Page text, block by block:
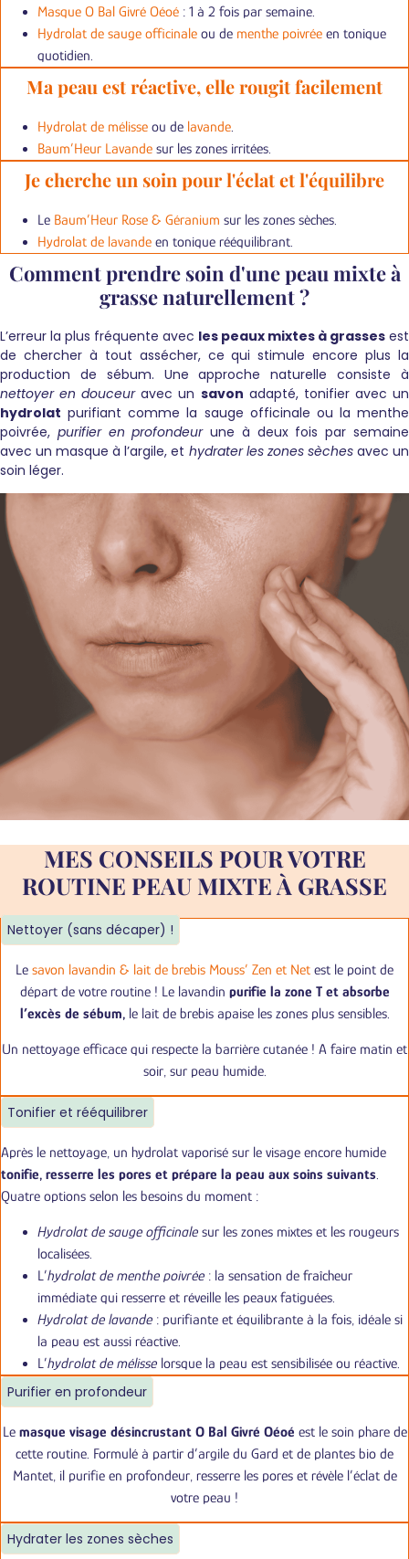
Masque O Bal Givré Oéoé : 1 à 2 fois par semaine.
Hydrolat de sauge officinale ou de menthe poivrée en tonique
quotidien.
Ma peau est réactive, elle rougit facilement
Hydrolat de mélisse ou de lavande.
Baum’Heur Lavande sur les zones irritées.
Je cherche un soin pour l'éclat et l'équilibre
Le Baum’Heur Rose & Géranium sur les zones sèches.
Hydrolat de lavande en tonique rééquilibrant.
Comment prendre soin d'une peau mixte à
grasse naturellement ?
L’erreur la plus fréquente avec les peaux mixtes à grasses est
de chercher à tout assécher, ce qui stimule encore plus la
production de sébum. Une approche naturelle consiste à
nettoyer en douceuravec un savon adapté, tonifier avec un
hydrolat purifiant comme la sauge officinale ou la menthe
poivrée, purifier en profondeurune à deux fois par semaine
avec un masque à l’argile, et hydrater les zones sèchesavec un
soin léger.
MES CONSEILS POUR VOTRE
ROUTINE PEAU MIXTE À GRASSE
Nettoyer (sans décaper) !
Le savon lavandin & lait de brebis Mouss’ Zen et Net est le point de
départ de votre routine ! Le lavandin purifie la zone T et absorbe
l’excès de sébum,le lait de brebis apaise les zones plus sensibles.
Un nettoyage efficace qui respecte la barrière cutanée ! A faire matin et
soir, sur peau humide.
Tonifier et rééquilibrer
Après le nettoyage, un hydrolat vaporisé sur le visage encore humide
tonifie, resserre les pores et prépare la peau aux soins suivants.
Quatre options selon les besoins du moment :
Hydrolat de sauge officinale sur les zones mixtes et les rougeurs
localisées.
L’hydrolat de menthe poivrée : la sensation de fraîcheur
immédiate qui resserre et réveille les peaux fatiguées.
Hydrolat de lavande : purifiante et équilibrante à la fois, idéale si
la peau est aussi réactive.
L’hydrolat de mélisse lorsque la peau est sensibilisée ou réactive.
Purifier en profondeur
Le masque visage désincrustant O Bal Givré Oéoé est le soin phare de
cette routine. Formulé à partir d’argile du Gard et de plantes bio de
Mantet, il purifie en profondeur, resserre les pores et révèle l’éclat de
votre peau !
Hydrater les zones sèches